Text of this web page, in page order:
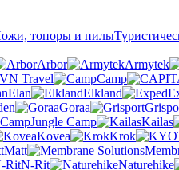
топоры и пилы
Arbor Armytek
Travel Camp
Elan Elkland
Goraa
Jungle Camp Kailas
Kovea Krok
Matt
N-Rit Naturehike